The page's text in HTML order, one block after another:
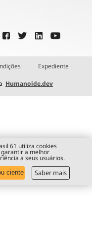
Expediente
Humanoide.dev
61 utiliza cookies
garantir a melhor
a seus usuários.
ciente Saber mais